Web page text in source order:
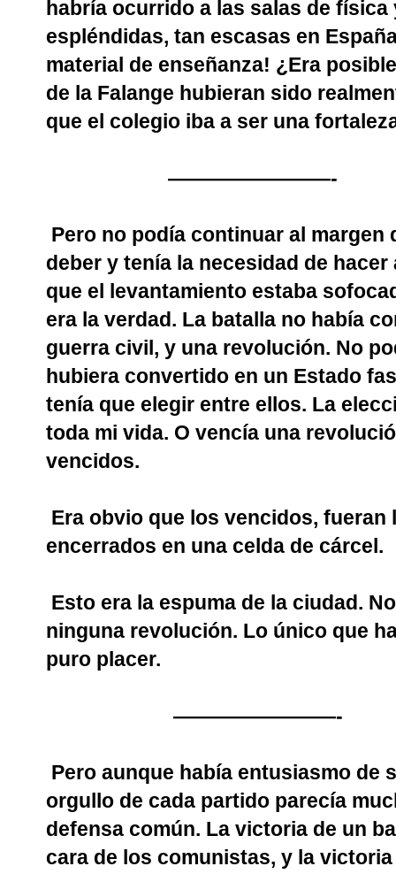
habría ocurrido a las salas de
espléndidas, tan escasas en
material de enseñanza! ¿Era
de la Falange hubieran sido
que el colegio iba a ser una
————————-
Pero no podía continuar al
deber y tenía la necesidad de
que el levantamiento estaba
era la verdad. La batalla no había
guerra civil, y una revolución. No
hubiera convertido en un Estado
tenía que elegir entre ellos. La
toda mi vida. O vencía una
vencidos.
Era obvio que los vencidos,
encerrados en una celda de cárcel.
Esto era la espuma de la ciudad.
ninguna revolución. Lo único que
puro placer.
————————-
Pero aunque había entusiasmo de
orgullo de cada partido parecía
defensa común. La victoria de un
cara de los comunistas, y la